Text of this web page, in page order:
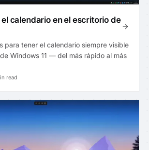
calendario en el escritorio de
para tener el calendario siempre visible
Windows 11 — del más rápido al más
read